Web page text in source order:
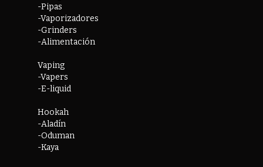
-Pipas
-Vaporizadores
-Grinders
-Alimentación
Vaping
-Vapers
-E-liquid
Hookah
-Aladín
-Oduman
-Kaya